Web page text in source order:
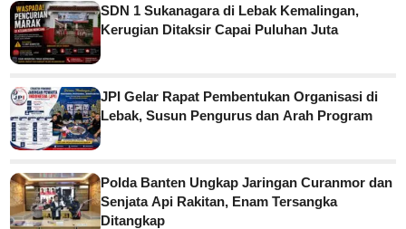
SDN 1 Sukanagara di Lebak Kemalingan,
Kerugian Ditaksir Capai Puluhan Juta
JPI Gelar Rapat Pembentukan Organisasi di
Lebak, Susun Pengurus dan Arah Program
Polda Banten Ungkap Jaringan Curanmor dan
Senjata Api Rakitan, Enam Tersangka
Ditangkap